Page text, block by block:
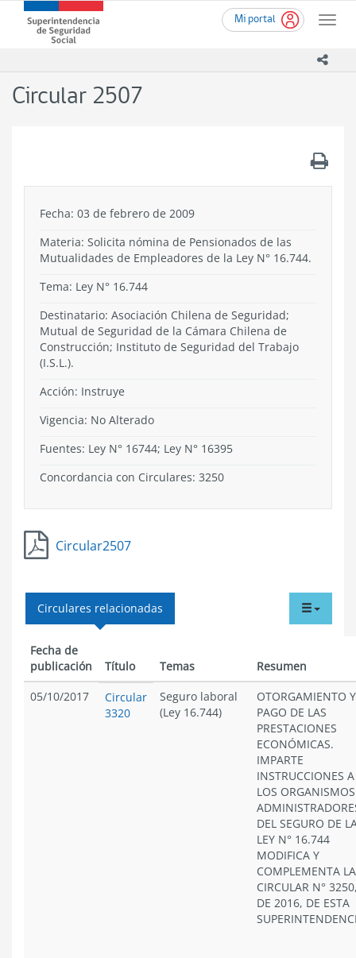
contenido
Mi portal
Toggle
Superintendencia
de
-
Circular 2507
Fecha: 03 de febrero de 2009
Materia: Solicita nómina de Pensionados de las
Mutualidades de Empleadores de la Ley N° 16.744.
Tema: Ley N° 16.744
Destinatario: Asociación Chilena de Seguridad;
Mutual de Seguridad de la Cámara Chilena de
Construcción; Instituto de Seguridad del Trabajo
(I.S.L.).
Acción: Instruye
Vigencia: No Alterado
Fuentes: Ley N° 16744; Ley N° 16395
Concordancia con Circulares: 3250
Circular2507
menu
Circulares relacionadas
Fecha de
publicación
Título Temas
Resumen
05/10/2017
Circular
3320
Seguro laboral
(Ley 16.744)
OTORGAMIENTO Y
PAGO DE LAS
PRESTACIONES
ECONÓMICAS.
IMPARTE
INSTRUCCIONES A
LOS ORGANISMOS
DEL SEGURO DE
LEY N° 16.744
MODIFICA Y
COMPLEMENTA LA
CIRCULAR N°
DE 2016, DE ESTA